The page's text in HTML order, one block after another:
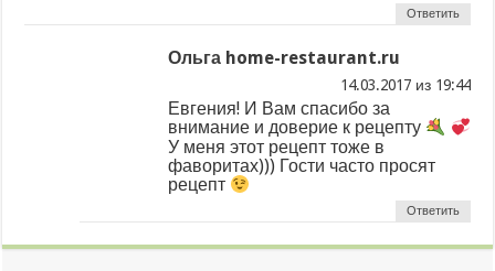
Ответить
Ольга home-restaurant.ru
из
Евгения! И Вам спасибо за
внимание и доверие к рецепту
У меня этот рецепт тоже в
фаворитах))) Гости часто просят
рецепт
Ответить